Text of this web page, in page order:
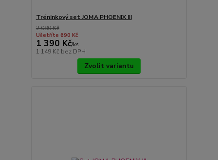
Tréninkový set JOMA PHOENIX III
2 080 Kč
Ušetříte 690 Kč
1 390 Kč/ks
1 149 Kč bez DPH
Zvolit variantu